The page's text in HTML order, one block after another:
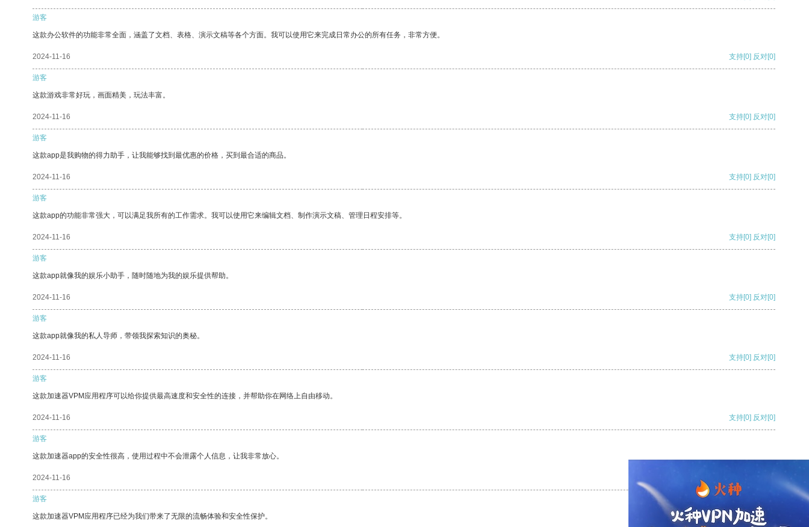
游客
这款办公软件的功能非常全面，涵盖了文档、表格、演示文稿等各个方面。我可以使用它来完成日常办公的所有任务，非常方便。
2024-11-16 支持[0] 反对[0]
游客
这款游戏非常好玩，画面精美，玩法丰富。
2024-11-16 支持[0] 反对[0]
游客
这款app是我购物的得力助手，让我能够找到最优惠的价格，买到最合适的商品。
2024-11-16 支持[0] 反对[0]
游客
这款app的功能非常强大，可以满足我所有的工作需求。我可以使用它来编辑文档、制作演示文稿、管理日程安排等。
2024-11-16 支持[0] 反对[0]
游客
这款app就像我的娱乐小助手，随时随地为我的娱乐提供帮助。
2024-11-16 支持[0] 反对[0]
游客
这款app就像我的私人导师，带领我探索知识的奥秘。
2024-11-16 支持[0] 反对[0]
游客
这款加速器VPM应用程序可以给你提供最高速度和安全性的连接，并帮助你在网络上自由移动。
2024-11-16 支持[0] 反对[0]
游客
这款加速器app的安全性很高，使用过程中不会泄露个人信息，让我非常放心。
2024-11-16
游客
这款加速器VPM应用程序已经为我们带来了无限的流畅体验和安全性保护。